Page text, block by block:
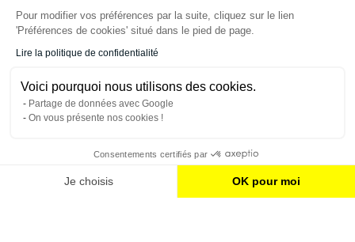
Pour modifier vos préférences par la suite, cliquez sur le lien
'Préférences de cookies' situé dans le pied de page.
Lire la politique de confidentialité
Voici pourquoi nous utilisons des cookies.
Partage de données avec Google
On vous présente nos cookies !
Consentements certifiés par
Je choisis OK pour moi
NOS SERVICES
INFORMATIONS